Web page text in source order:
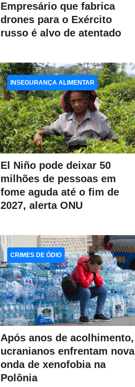
Empresário que fabrica
drones para o Exército
russo é alvo de atentado
El Niño pode deixar 50
milhões de pessoas em
fome aguda até o fim de
2027, alerta ONU
INSEGURANÇA ALIMENTAR
Após anos de acolhimento,
ucranianos enfrentam nova
onda de xenofobia na
Polônia
CRIMES DE ÓDIO